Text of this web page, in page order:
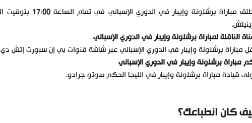
الناقلة لمباراة برشلونة وإيبار في الدوري الإسباني
مباراة برشلونة وإيبار في الدوري الإسباني عبر شاشة قنوات بي إن سبورت إتش دي 3 بتعليق حسن العيدروس.
مباراة برشلونة وإيبار في الدوري الإسباني
قيادة مباراة برشلونة وإيبار في الليجا الحكم سوتو جرادو.
كان انطباعك؟